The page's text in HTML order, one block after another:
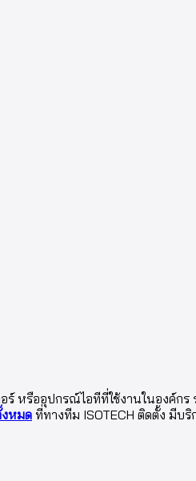
อร์ หรืออุปกรณ์ไอทีที่ใช้งานในองค์
งหมดที่ทางทีม ISOTECH ติดตั้ง มีบ